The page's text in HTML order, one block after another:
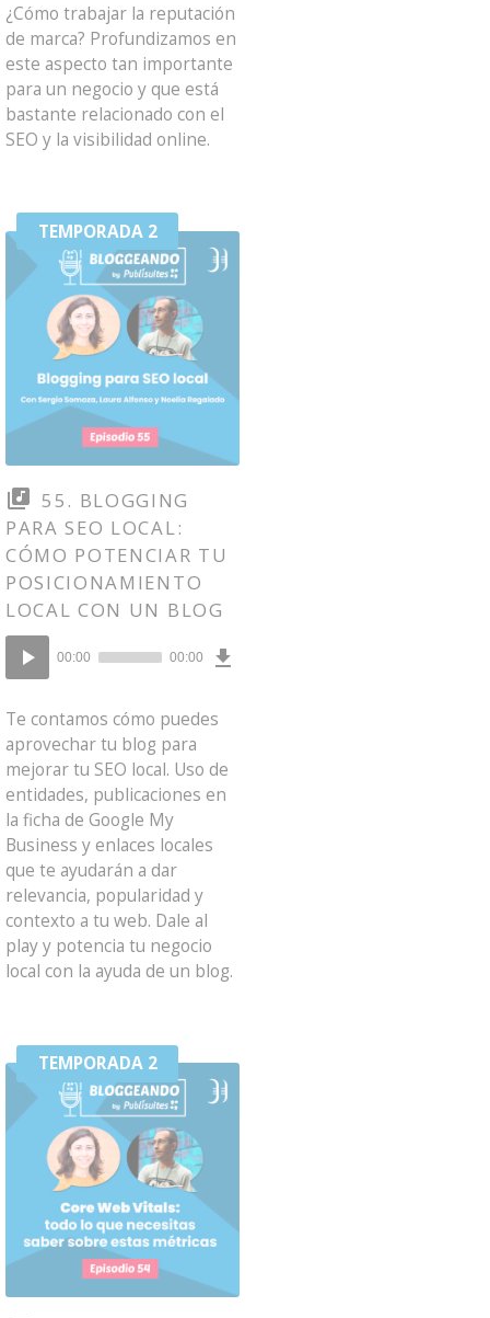
¿Cómo trabajar la reputación
de marca? Profundizamos en
este aspecto tan importante
para un negocio y que está
bastante relacionado con el
SEO y la visibilidad online.
TEMPORADA 2
55. BLOGGING
PARA SEO LOCAL:
CÓMO POTENCIAR TU
POSICIONAMIENTO
LOCAL CON UN BLOG
Reproductor
de
00:00 00:00
Te contamos cómo puedes
aprovechar tu blog para
mejorar tu SEO local. Uso de
entidades, publicaciones en
la ficha de Google My
Business y enlaces locales
que te ayudarán a dar
relevancia, popularidad y
contexto a tu web. Dale al
play y potencia tu negocio
local con la ayuda de un blog.
TEMPORADA 2